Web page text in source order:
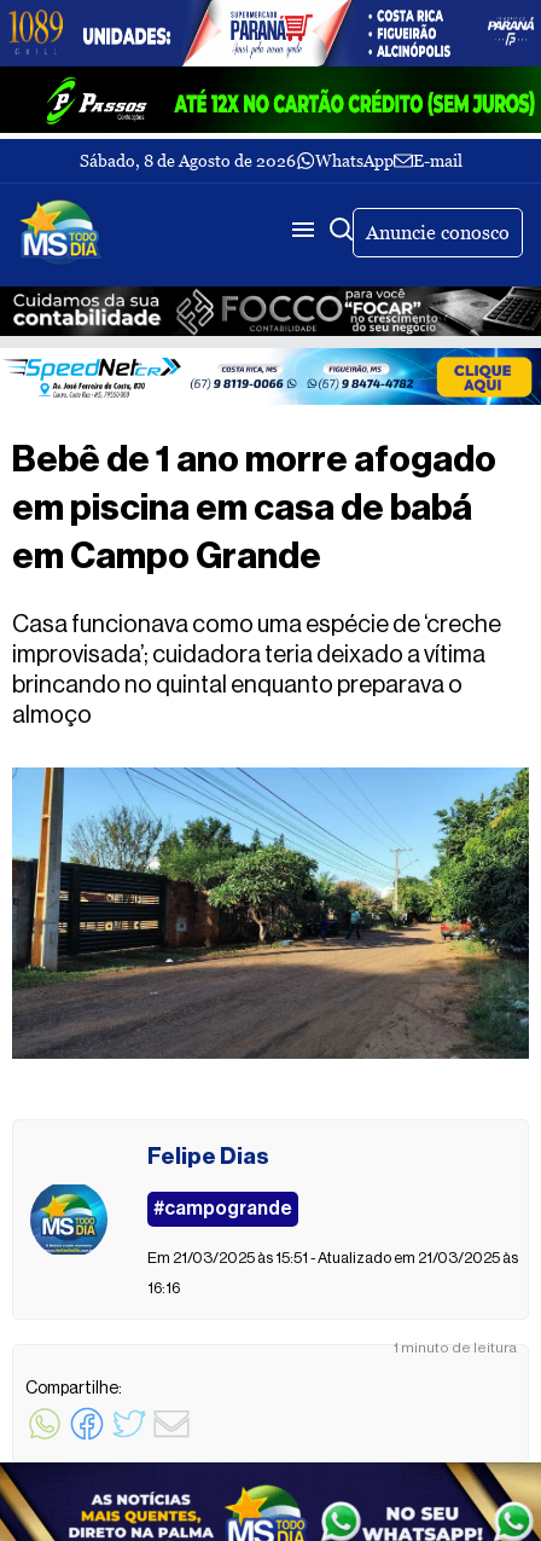
Sábado, 8 de Agosto de 2026 WhatsApp E-mail
Fechar Menu
Últimas
notícias
Galeria
de
fotos
Sobre
Nós
TV
MS
dia
Fale
Anuncie conosco
Buscar
1 minuto de leitura
Bebê de 1 ano morre afogado
em piscina em casa de babá
em Campo Grande
Casa funcionava como uma espécie de ‘creche
improvisada’; cuidadora teria deixado a vítima
brincando no quintal enquanto preparava o
almoço
Felipe Dias
#campogrande
Em 21/03/2025 às 15:51 - Atualizado em 21/03/2025 às
16:16
Compartilhe: